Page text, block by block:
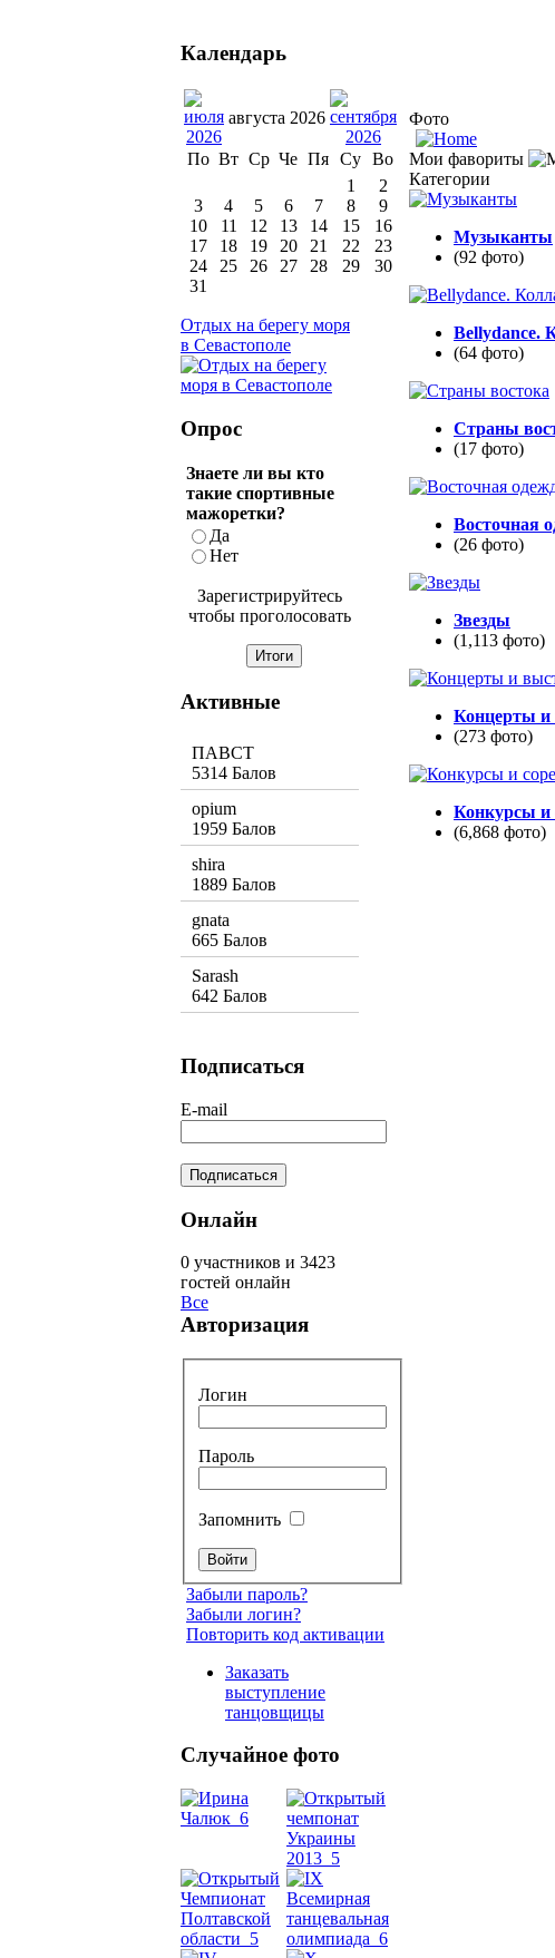
Фото
Мои фавориты
Категории
Музыканты
(92 фото)
Bellydance.
(64 фото)
Страны
(17 фото)
Восточная
(26 фото)
Звезды
(1,113 фото)
Концерты и
(273 фото)
Конкурсы и
(6,868 фото)
Календарь
августа 2026
По Вт Ср Че Пя Су Во
1
2
3
4 5 6 7 8
9
10
11 12 13 14 15
16
17
18 19 20 21 22
23
24
25 26 27 28 29
30
31
Отдых на берегу моря
в Севастополе
Опрос
Знаете ли вы кто
такие спортивные
мажоретки?
Да
Нет
Зарегистрируйтесь
чтобы проголосовать
Активные
ПАВСТ
5314 Балов
opium
1959 Балов
shira
1889 Балов
gnata
665 Балов
Sarash
642 Балов
Подписаться
E-mail
Онлайн
0 участников и 3423
гостей онлайн
Все
Авторизация
Логин
Пароль
Запомнить
Забыли пароль?
Забыли логин?
Повторить код активации
Заказать
выступление
танцовщицы
Случайное фото